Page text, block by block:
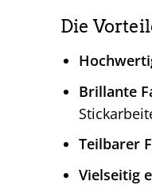
Die
Brillante
Teilbarer
Vielseitig